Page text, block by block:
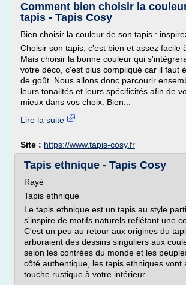
Comment bien choisir la
tapis - Tapis Cosy
Bien choisir la couleur de son tapis :
Choisir son tapis, c'est bien et assez facile
Mais choisir la bonne couleur qui
votre déco, c'est plus compliqué car il faut
de goût. Nous allons donc parcourir
leurs tonalités et leurs spécificités afin de
mieux dans vos choix. Bien...
Lire la suite
Site : https://www.tapis-cosy.fr
Tapis ethnique - Tapis Cosy
Rayé
Tapis ethnique
Le tapis ethnique est un tapis au style
s'inspire de motifs naturels reflétant une
C'est un peu au retour aux origines du
arboraient des dessins singuliers aux
selon les contrées du monde et les
côté authentique, les tapis ethniques vont
touche rustique à votre intérieur...